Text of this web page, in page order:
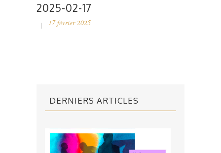
2025-02-17
17 février 2025
DERNIERS ARTICLES